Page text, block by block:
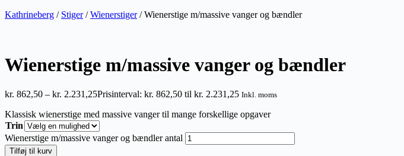
Kathrineberg / Stiger/Wienerstiger/ Wienerstige m/massive vanger og bændler
Wienerstige m/massive vanger og bændler
kr. 862,50 – kr. 2.231,25Prisinterval: kr. 862,50 til kr. 2.231,25 Inkl. moms
Klassisk wienerstige med massive vanger til mange forskellige opgaver
Trin
Wienerstige m/massive vanger og bændler antal
Tilføj til kurv